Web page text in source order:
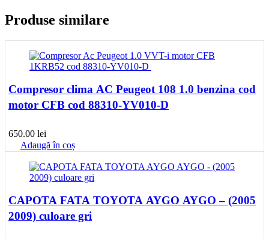
Produse similare
Compresor clima AC Peugeot 108 1.0 benzina cod
motor CFB cod 88310-YV010-D
650.00 lei
Adaugă în coș
CAPOTA FATA TOYOTA AYGO AYGO – (2005
2009) culoare gri